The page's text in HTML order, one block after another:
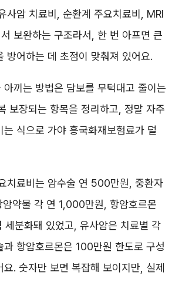
사암 치료비, 순환계 주요치료비, MRI
보완하는 구조라서, 한 번 아프면 큰
방어하는 데 초점이 맞춰져 있어요.
아끼는 방법은 담보를 무턱대고 줄이는
보장되는 항목을 정리하고, 정말 자주
는 식으로 가야 흥국화재보험료가 덜
치료비는 암수술 연 500만원, 중환자
암약물 각 연 1,000만원, 항암호르몬
분화돼 있었고, 유사암은 치료별 각
항암호르몬은 100만원 한도로 구성
. 숫자만 보면 복잡해 보이지만, 실제